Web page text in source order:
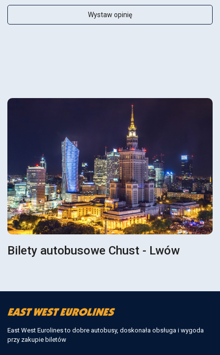
Wystaw opinię
Bilety autobusowe Chust - Lwów
East West Eurolines to dobre autobusy, doskonała obsługa i wygoda
przy zakupie biletów